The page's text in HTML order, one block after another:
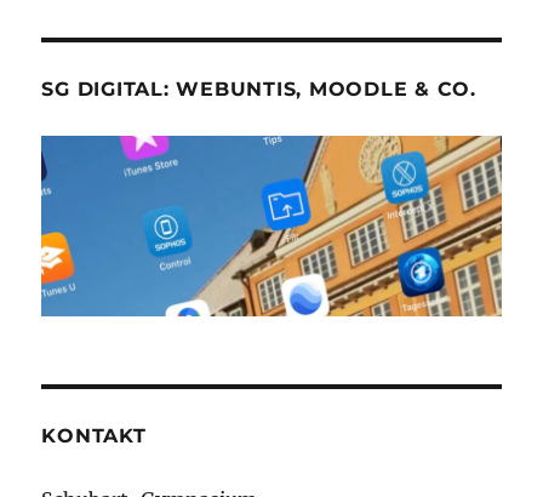
SG DIGITAL: WEBUNTIS, MOODLE & CO.
KONTAKT